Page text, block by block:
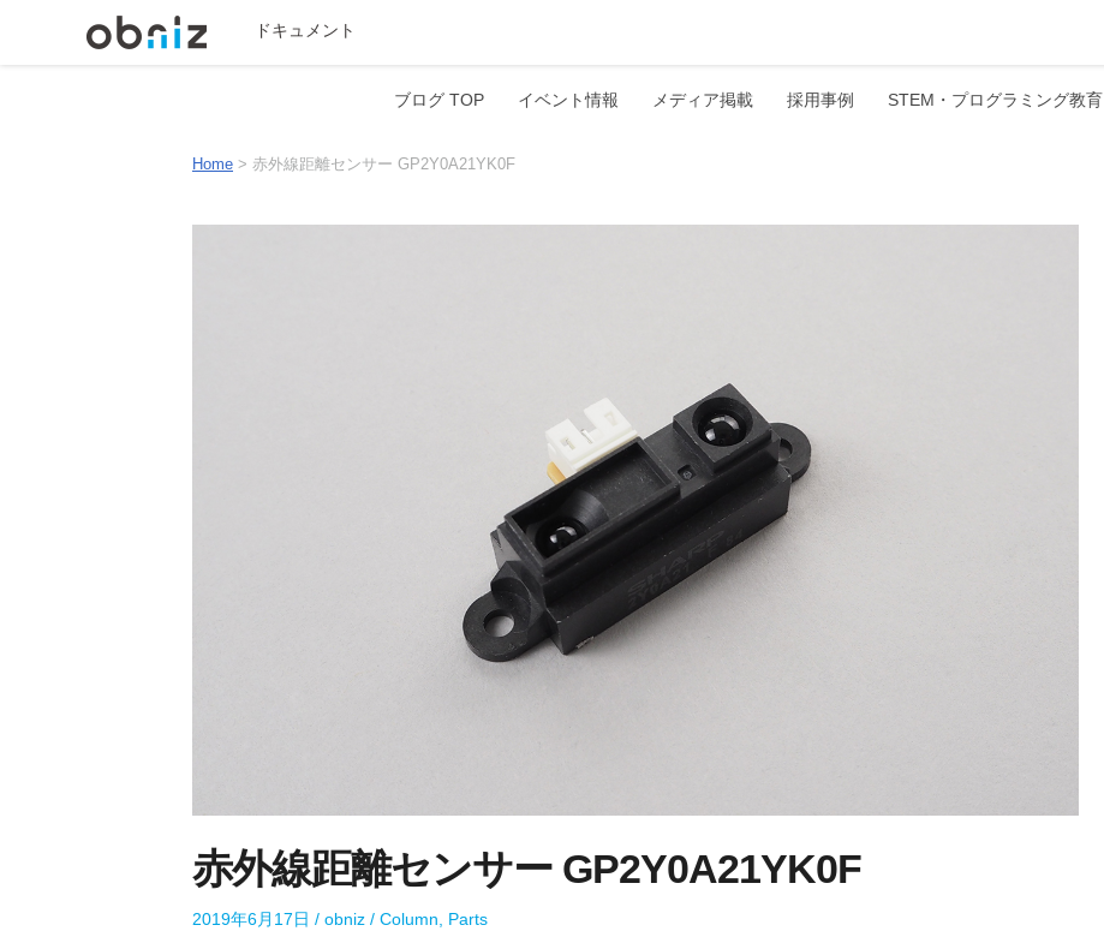
ドキュメント
ブログ TOP イベント情報 メディア掲載 採用事例 STEM・プログラミング教育
Home > 赤外線距離センサー GP2Y0A21YK0F
赤外線距離センサー GP2Y0A21YK0F
P
2019年6月17日
A
obniz
P
Column Parts